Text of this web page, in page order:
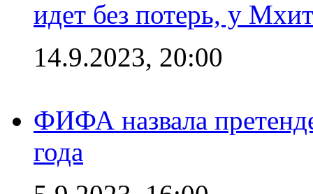
идет без потерь, у
14.9.2023, 20:00
ФИФА назвала
года